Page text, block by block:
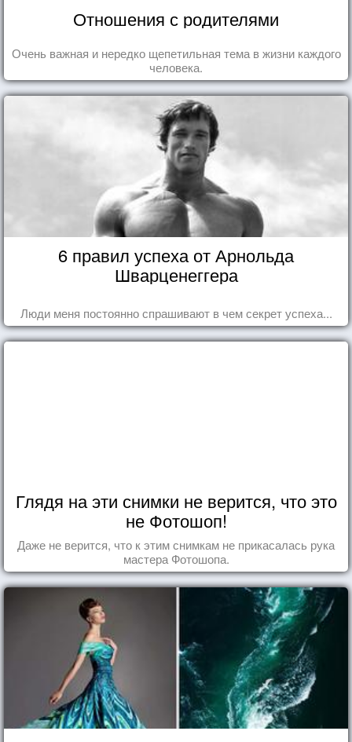
Отношения с родителями
Очень важная и нередко щепетильная тема в жизни каждого
человека.
6 правил успеха от Арнольда
Шварценеггера
Люди меня постоянно спрашивают в чем секрет успеха...
Глядя на эти снимки не верится, что это
не Фотошоп!
Даже не верится, что к этим снимкам не прикасалась рука
мастера Фотошопа.